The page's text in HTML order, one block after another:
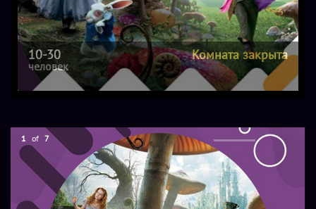
10-30
человек
Комната закрыта
1 of 7